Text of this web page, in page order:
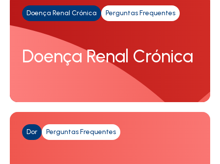
Doença Renal Crónica Perguntas Frequentes
Doença Renal Crónica
Dor Perguntas Frequentes